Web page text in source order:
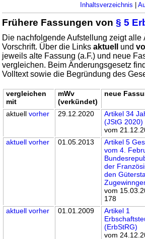
Inhaltsverzeichnis |
Frühere Fassungen von§ 5
Die nachfolgende Aufstellung zeigt alle
Vorschrift. Über die Linksaktuell und
jeweils alte Fassung (a.F.) und neue
vergleichen. Beim Änderungsgesetz
Volltext sowie die Begründung des
vergleichen
mit
mWv
(verkündet)
neue
aktuellvorher 29.12.2020
Artikel 34
(JStG 2020)
vom
aktuell vorher 01.05.2013
Artikel 5
vom 4.
der
den
vom
178
aktuell vorher 01.01.2009
Artikel 1
(ErbStRG)
vom